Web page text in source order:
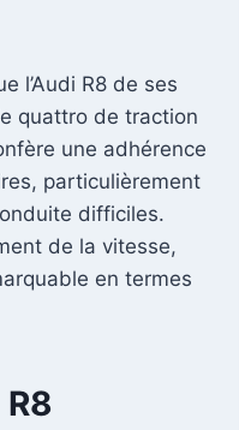
l’Audi R8 de ses
quattro de traction
une adhérence
particulièrement
difficiles.
de la vitesse,
en termes